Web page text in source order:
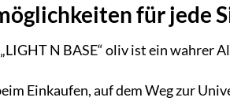
für jede
N BASE“ oliv ist ein
Einkaufen, auf dem Weg zur